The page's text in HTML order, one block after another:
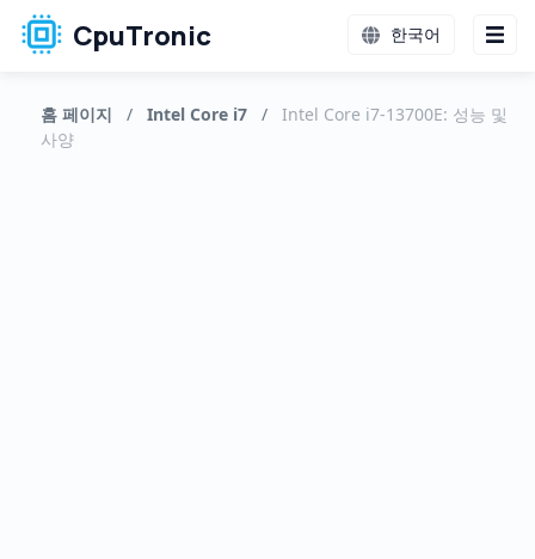
CpuTronic 한국어
홈 페이지 / Intel Core i7 /
Intel Core i7-13700E: 성능 및
사양